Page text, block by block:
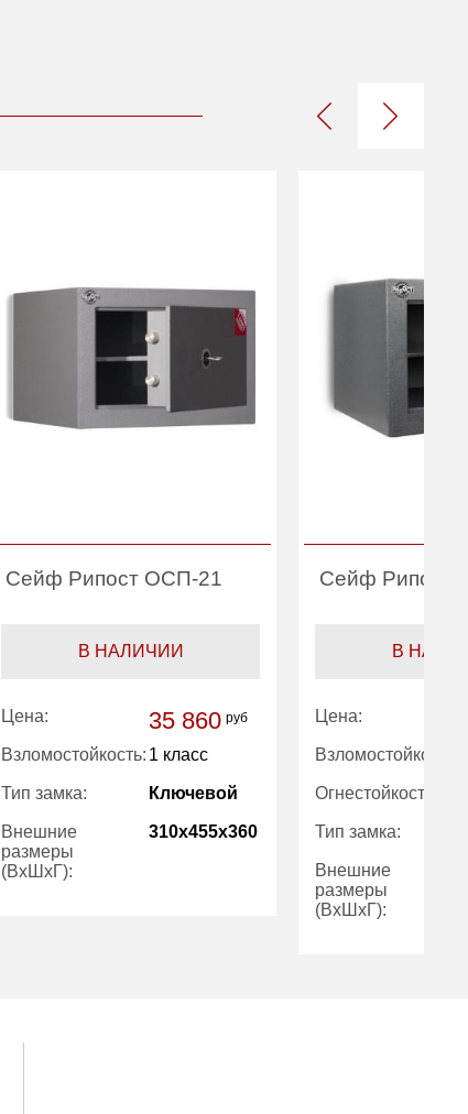
Сейф Рипост ОСП-21
В НАЛИЧИИ
Цена: 35 860 руб
Взломостойкость: 1 класс
Тип замка: Ключевой
Внешние
размеры
(ВхШхГ):
310x455x360
Сейф Рипост
В
Цена:
Взломостойкость:
Огнестойкость:
Тип замка:
Внешние
размеры
(ВхШхГ):